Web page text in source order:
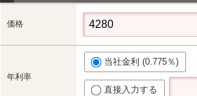
価格
年利率
当社金利 (0.775％)
直接入力する